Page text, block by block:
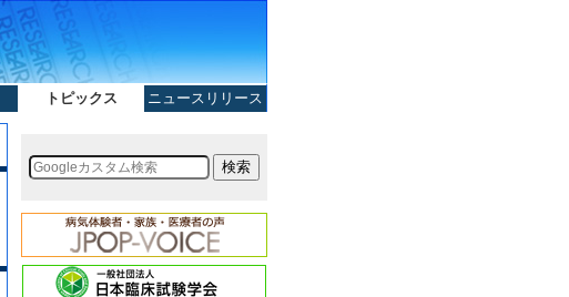
トピックス ニュースリリース